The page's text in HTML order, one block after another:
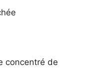
concentré de